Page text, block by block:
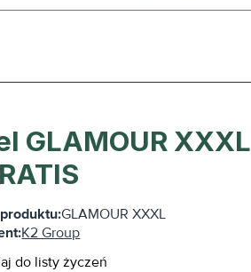
GLAMOUR XXXL
GLAMOUR XXXL
K2 Group
do listy życzeń